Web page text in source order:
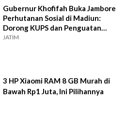
Gubernur Khofifah Buka Jambore
Perhutanan Sosial di Madiun:
Dorong KUPS dan Penguatan
Agroforestri
JATIM
3 HP Xiaomi RAM 8 GB Murah di
Bawah Rp1 Juta, Ini Pilihannya